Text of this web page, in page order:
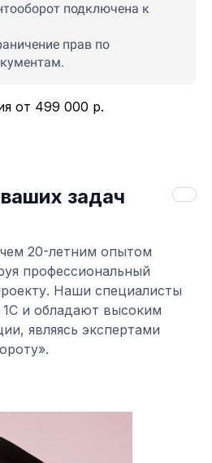
подключена к
прав по
от 499 000 р.
задач
20-летним опытом
профессиональный
Наши специалисты
и обладают высоким
являясь экспертами